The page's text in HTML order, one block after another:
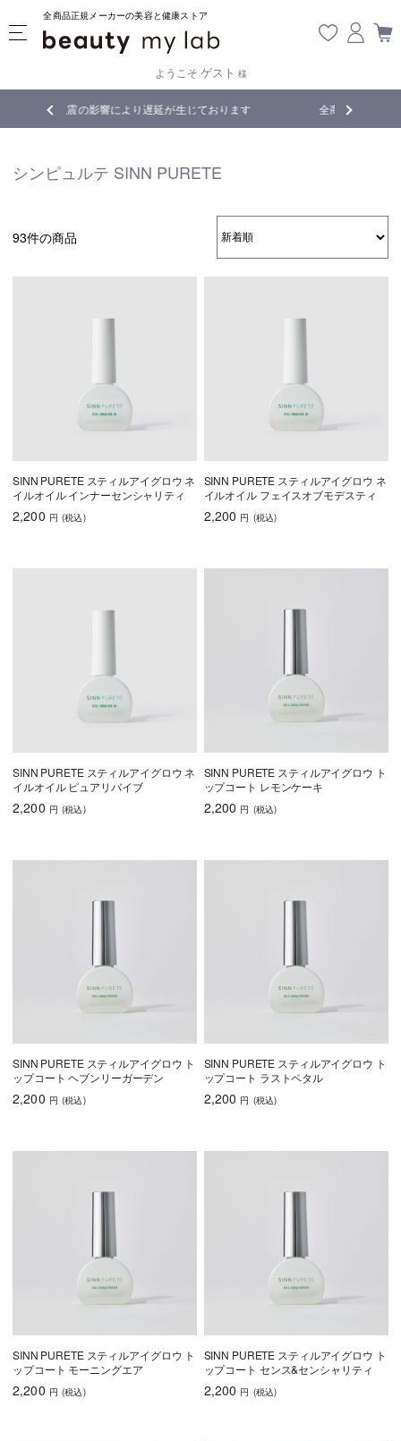
全商品正規メーカーの美容と健康ストア
ようこそ ゲスト 様
おります 全商品正規メーカー流通商品
シンピュルテ SINN PURETE
93件の商品
SINN PURETE スティルアイグロウ ネ
イルオイル インナーセンシャリティ
2,200 円 (税込)
SINN PURETE スティルアイグロウ ネ
イルオイル フェイスオブモデスティ
2,200 円 (税込)
SINN PURETE スティルアイグロウ ネ
イルオイル ピュアリバイブ
2,200 円 (税込)
SINN PURETE スティルアイグロウ ト
ップコート レモンケーキ
2,200 円 (税込)
SINN PURETE スティルアイグロウ ト
ップコート ヘブンリーガーデン
2,200 円 (税込)
SINN PURETE スティルアイグロウ ト
ップコート ラストペタル
2,200 円 (税込)
SINN PURETE スティルアイグロウ ト
ップコート モーニングエア
2,200 円 (税込)
SINN PURETE スティルアイグロウ ト
ップコート センス&センシャリティ
2,200 円 (税込)